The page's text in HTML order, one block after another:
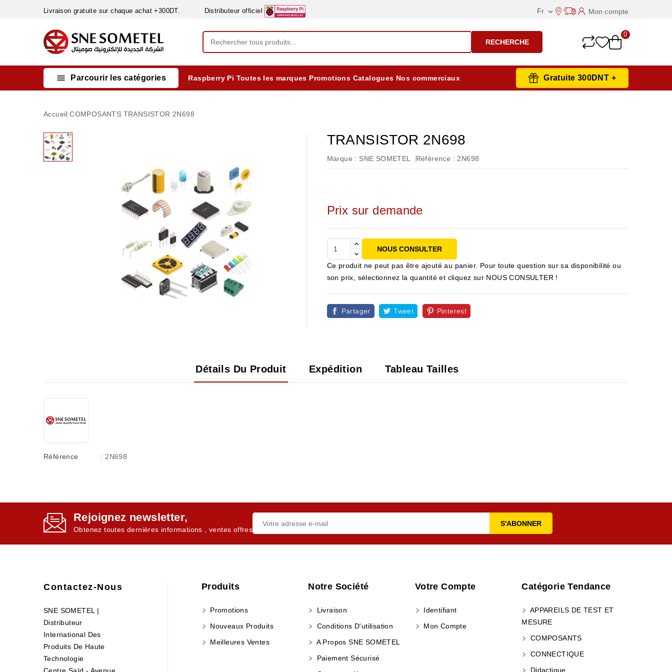
Livraison gratuite sur chaque achat +300DT. Distributeur officiel Fr  Mon compte
RECHERCHE
0
 Parcourir les catégories Raspberry Pi Toutes les marques Promotions Catalogues Nos commerciaux Gratuite 300DNT +
Accueil COMPOSANTS TRANSISTOR 2N698
TRANSISTOR 2N698
Marque : SNE SOMETEL Référence : 2N698
Prix sur demande
NOUS CONSULTER
Ce produit ne peut pas être ajouté au panier. Pour toute question sur sa disponibilité ou
son prix, sélectionnez la quantité et cliquez sur NOUS CONSULTER !
Partager Tweet Pinterest
Détails Du Produit Expédition Tableau Tailles
Référence : 2N698
Rejoignez newsletter,
Obtenez toutes dernières informations , ventes offres
Contactez-Nous
SNE SOMETEL |
Distributeur
International Des
Produits De Haute
Technologie
Produits
Promotions
Nouveaux Produits
Meilleures Ventes
Notre Société
Livraison
Conditions D'utilisation
A Propos SNE SOMETEL
Paiement Sécurisé
Votre Compte
Identifiant
Mon Compte
Catégorie Tendance
APPAREILS DE TEST ET
MESURE
COMPOSANTS
CONNECTIQUE
Didactique